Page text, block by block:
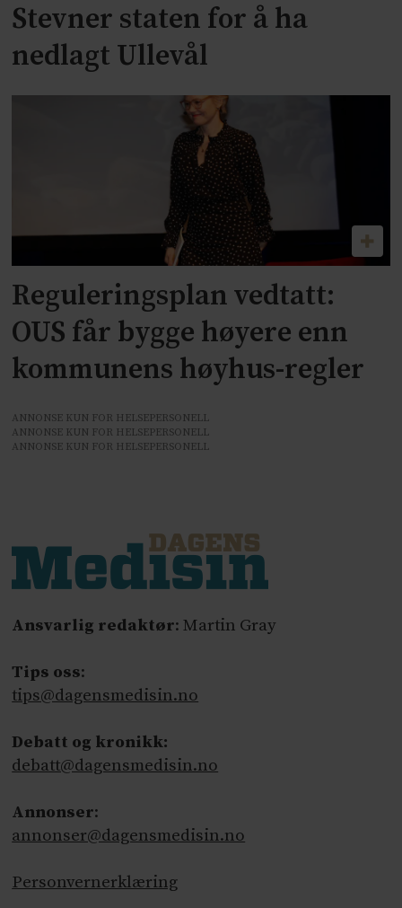
Stevner staten for å ha
nedlagt Ullevål
Reguleringsplan vedtatt:
OUS får bygge høyere enn
kommunens høyhus-regler
ANNONSE KUN FOR HELSEPERSONELL
ANNONSE KUN FOR HELSEPERSONELL
ANNONSE KUN FOR HELSEPERSONELL
Ansvarlig redaktør: Martin Gray
Tips oss:
tips@dagensmedisin.no
Debatt og kronikk:
debatt@dagensmedisin.no
Annonser:
annonser@dagensmedisin.no
Personvernerklæring